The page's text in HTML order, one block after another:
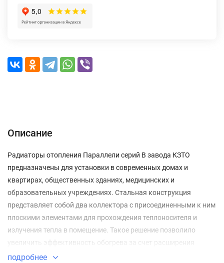
Описание
Радиаторы отопления Параллели серий В завода КЗТО
предназначены для установки в современных домах и
квартирах, общественных зданиях, медицинских и
образовательных учреждениях. Стальная конструкция
представляет собой два коллектора с присоединенными к ним
плоскими элементами для прохождения теплоносителя и
излучения тепла в помещение. Такое решение позволило
увеличить эффективность обогрева за счет расширения
площади рабочей поверхности.
подробнее